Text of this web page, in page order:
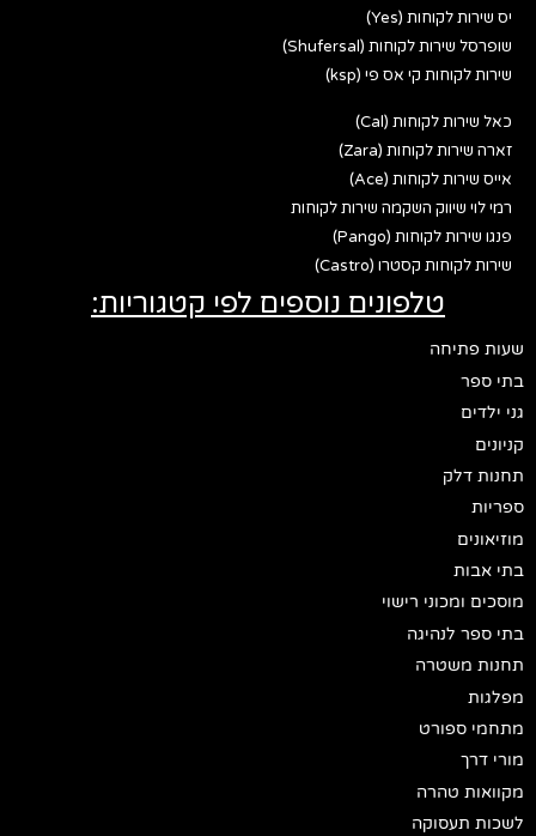
יס שירות לקוחות (Yes)
שופרסל שירות לקוחות (Shufersal)
שירות לקוחות קי אס פי (ksp)
כאל שירות לקוחות (Cal)
זארה שירות לקוחות (Zara)
אייס שירות לקוחות (Ace)
רמי לוי שיווק השקמה שירות לקוחות
פנגו שירות לקוחות (Pango)
שירות לקוחות קסטרו (Castro)
טלפונים נוספים לפי קטגוריות:
שעות פתיחה
בתי ספר
גני ילדים
קניונים
תחנות דלק
ספריות
מוזיאונים
בתי אבות
מוסכים ומכוני רישוי
בתי ספר לנהיגה
תחנות משטרה
מפלגות
מתחמי ספורט
מורי דרך
מקוואות טהרה
לשכות תעסוקה